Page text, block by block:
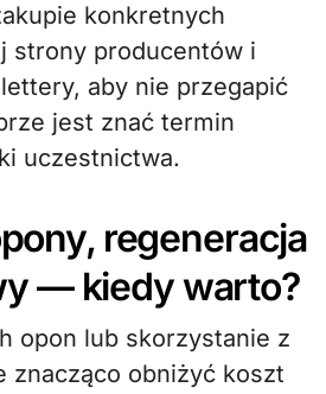
konkretnych
strony producentów i
aby nie przegapić
jest znać termin
uczestnictwa.
regeneracja
— kiedy warto?
opon lub skorzystanie z
znacząco obniżyć koszt